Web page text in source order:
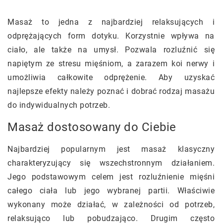
Masaż to jedna z najbardziej relaksujących i
odprężających form dotyku. Korzystnie wpływa na
ciało, ale także na umysł. Pozwala rozluźnić się
napiętym ze stresu mięśniom, a zarazem koi nerwy i
umożliwia całkowite odprężenie. Aby uzyskać
najlepsze efekty należy poznać i dobrać rodzaj masażu
do indywidualnych potrzeb.
Masaż dostosowany do Ciebie
Najbardziej popularnym jest masaż klasyczny
charakteryzujący się wszechstronnym działaniem.
Jego podstawowym celem jest rozluźnienie mięśni
całego ciała lub jego wybranej partii. Właściwie
wykonany może działać, w zależności od potrzeb,
relaksująco lub pobudzająco. Drugim często